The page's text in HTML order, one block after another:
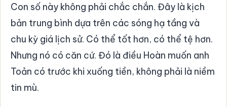
Con số này không phải chắc chắn. Đây là kịch
bản trung bình dựa trên các sóng hạ tầng và
chu kỳ giá lịch sử. Có thể tốt hơn, có thể tệ hơn.
Nhưng nó có căn cứ. Đó là điều Hoàn muốn anh
Toản có trước khi xuống tiền, không phải là niềm
tin mù.